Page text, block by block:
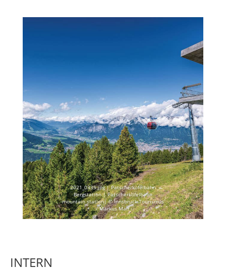
2021_0335.jpg | Patscherkofelbahn
Bergstation | Patscherkofelbahn
mountain station| © Innsbruck Tourismus
/ Markus Mair
INTERN